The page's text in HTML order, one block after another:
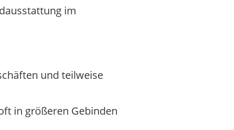
im
und teilweise
in größeren Gebinden